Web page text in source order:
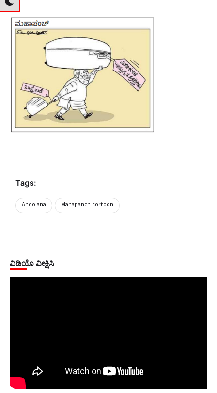
Tags:
Andolana Mahapanch cortoon
ವಿಡಿಯೊ ವೀಕ್ಷಿಸಿ